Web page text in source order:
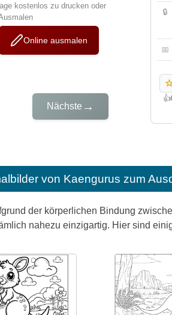
kostenlos zu drucken oder
Online ausmalen
Nächste →
🔒
📅
👍
von Kaengurus zum
der körperlichen Bindung
nahezu einzigartig. Hier sind